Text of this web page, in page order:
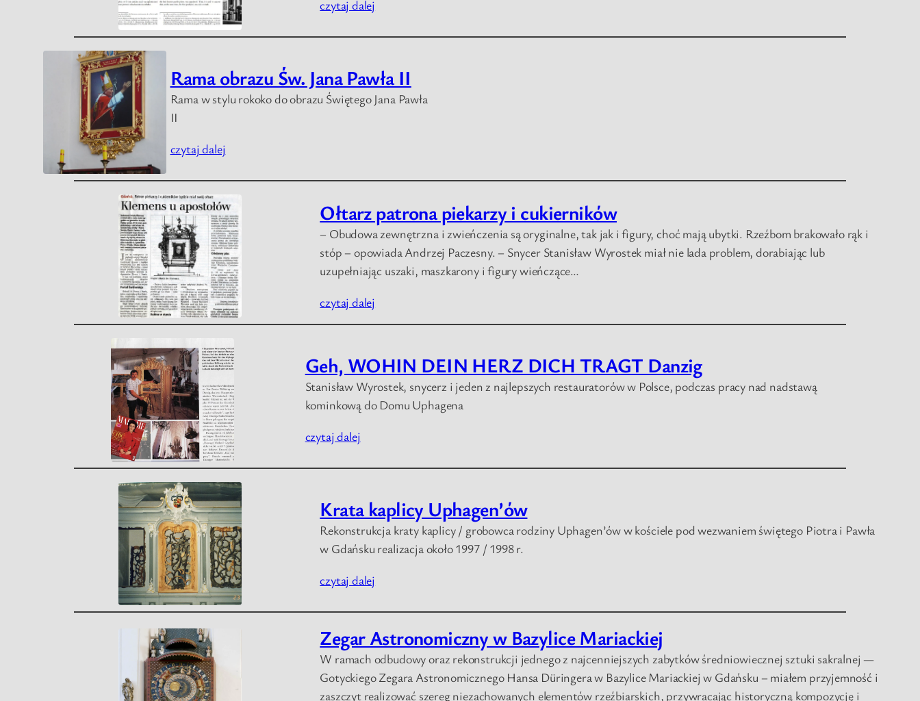
czytaj dalej
Rama obrazu Św. Jana Pawła II
Rama w stylu rokoko do obrazu Świętego Jana Pawła
II
czytaj dalej
Ołtarz patrona piekarzy i cukierników
– Obudowa zewnętrzna i zwieńczenia są oryginalne, tak jak i figury, choć mają ubytki. Rzeźbom brakowało rąk i
stóp – opowiada Andrzej Paczesny. – Snycer Stanisław Wyrostek miał nie lada problem, dorabiając lub
uzupełniając uszaki, maszkarony i figury wieńczące…
czytaj dalej
Geh, WOHIN DEIN HERZ DICH TRAGT Danzig
Stanisław Wyrostek, snycerz i jeden z najlepszych restauratorów w Polsce, podczas pracy nad nadstawą
kominkową do Domu Uphagena
czytaj dalej
Krata kaplicy Uphagen’ów
Rekonstrukcja kraty kaplicy / grobowca rodziny Uphagen’ów w kościele pod wezwaniem świętego Piotra i Pawła
w Gdańsku realizacja około 1997 / 1998 r.
czytaj dalej
Zegar Astronomiczny w Bazylice Mariackiej
W ramach odbudowy oraz rekonstrukcji jednego z najcenniejszych zabytków średniowiecznej sztuki sakralnej —
Gotyckiego Zegara Astronomicznego Hansa Düringera w Bazylice Mariackiej w Gdańsku – miałem przyjemność i
zaszczyt realizować szereg niezachowanych elementów rzeźbiarskich, przywracając historyczną kompozycję i